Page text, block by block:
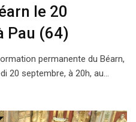
le 20
Pau (64)
permanente du Béarn,
20 septembre, à 20h, au…